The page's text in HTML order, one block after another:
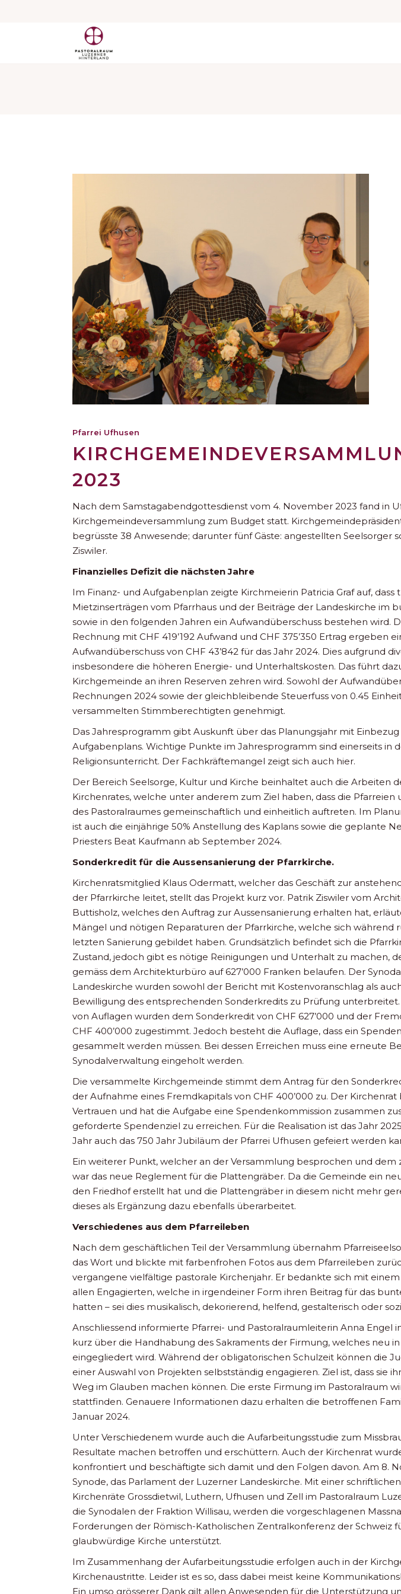
Pfarrei Ufhusen
2023
Nach dem Samstagabendgottesdienst vom 4. November 2023 fand in
Kirchgemeindeversammlung zum Budget statt.
begrüsste 38 Anwesende; darunter fünf Gäste: angestellten Seelsorger
Ziswiler.
Finanzielles Defizit die nächsten Jahre
Im Finanz- und Aufgabenplan zeigte Kirchmeierin Patricia Graf auf, dass
Mietzinserträgen vom Pfarrhaus und der Beiträge der Landeskirche im
sowie in den folgenden Jahren ein Aufwandüberschuss bestehen wird.
Rechnung mit CHF 419’192 Aufwand und CHF 375’350 Ertrag ergeben
Aufwandüberschuss von CHF 43’842 für das Jahr 2024. Dies aufgrund
insbesondere die höheren Energie- und Unterhaltskosten. Das führt
Kirchgemeinde an ihren Reserven zehren wird. Sowohl der
Rechnungen 2024 sowie der gleichbleibende Steuerfuss von 0.45
versammelten Stimmberechtigten genehmigt.
Das Jahresprogramm gibt Auskunft über das Planungsjahr mit Einbezug
Aufgabenplans. Wichtige Punkte im Jahresprogramm sind einerseits in
Religionsunterricht. Der Fachkräftemangel zeigt sich auch hier.
Der Bereich Seelsorge, Kultur und Kirche beinhaltet auch die Arbeiten
Kirchenrates, welche unter anderem zum Ziel haben, dass die Pfarreien
des Pastoralraumes gemeinschaftlich und einheitlich auftreten. Im
ist auch die einjährige 50% Anstellung des Kaplans sowie die geplante
Priesters Beat Kaufmann ab September 2024.
Sonderkredit für die Aussensanierung der Pfarrkirche.
Kirchenratsmitglied Klaus Odermatt, welcher das Geschäft zur
der Pfarrkirche leitet, stellt das Projekt kurz vor. Patrik Ziswiler vom
Buttisholz, welches den Auftrag zur Aussensanierung erhalten hat,
Mängel und nötigen Reparaturen der Pfarrkirche, welche sich während
letzten Sanierung gebildet haben. Grundsätzlich befindet sich die
Zustand, jedoch gibt es nötige Reinigungen und Unterhalt zu machen,
gemäss dem Architekturbüro auf 627’000 Franken belaufen. Der
Landeskirche wurden sowohl der Bericht mit Kostenvoranschlag als
Bewilligung des entsprechenden Sonderkredits zu Prüfung
von Auflagen wurden dem Sonderkredit von CHF 627’000 und der
CHF 400’000 zugestimmt. Jedoch besteht die Auflage, dass ein Spenden
gesammelt werden müssen. Bei dessen Erreichen muss eine erneute
Synodalverwaltung eingeholt werden.
Die versammelte Kirchgemeinde stimmt dem Antrag für den
der Aufnahme eines Fremdkapitals von CHF 400’000 zu. Der
Vertrauen und hat die Aufgabe eine Spendenkommission zusammen
geforderte Spendenziel zu erreichen. Für die Realisation ist das Jahr
Jahr auch das 750 Jahr Jubiläum der Pfarrei Ufhusen gefeiert werden
Ein weiterer Punkt, welcher an der Versammlung besprochen und dem
war das neue Reglement für die Plattengräber. Da die Gemeinde ein
den Friedhof erstellt hat und die Plattengräber in diesem nicht mehr
dieses als Ergänzung dazu ebenfalls überarbeitet.
Verschiedenes aus dem Pfarreileben
Nach dem geschäftlichen Teil der Versammlung übernahm
das Wort und blickte mit farbenfrohen Fotos aus dem Pfarreileben
vergangene vielfältige pastorale Kirchenjahr. Er bedankte sich mit
allen Engagierten, welche in irgendeiner Form ihren Beitrag für das
hatten – sei dies musikalisch, dekorierend, helfend, gestalterisch oder
Anschliessend informierte Pfarrei- und Pastoralraumleiterin Anna Engel
kurz über die Handhabung des Sakraments der Firmung, welches neu
eingegliedert wird. Während der obligatorischen Schulzeit können die
einer Auswahl von Projekten selbstständig engagieren. Ziel ist, dass sie
Weg im Glauben machen können. Die erste Firmung im Pastoralraum
stattfinden. Genauere Informationen dazu erhalten die betroffenen
Januar 2024.
Unter Verschiedenem wurde auch die Aufarbeitungsstudie zum
Resultate machen betroffen und erschüttern. Auch der Kirchenrat
konfrontiert und beschäftigte sich damit und den Folgen davon. Am 8.
Synode, das Parlament der Luzerner Landeskirche. Mit einer
Kirchenräte Grossdietwil, Luthern, Ufhusen und Zell im Pastoralraum
die Synodalen der Fraktion Willisau, werden die vorgeschlagenen
Forderungen der Römisch-Katholischen Zentralkonferenz der Schweiz
glaubwürdige Kirche unterstützt.
Im Zusammenhang der Aufarbeitungsstudie erfolgen auch in der
Kirchenaustritte. Leider ist es so, dass dabei meist keine
Ein umso grösserer Dank gilt allen Anwesenden für die Unterstützung